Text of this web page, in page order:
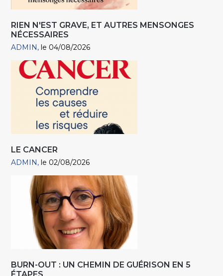
RIEN N'EST GRAVE, ET AUTRES MENSONGES
NÉCESSAIRES
ADMIN le 04/08/2026
LE CANCER
ADMIN le 02/08/2026
BURN-OUT : UN CHEMIN DE GUÉRISON EN 5